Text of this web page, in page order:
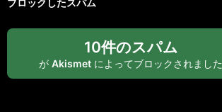
ブロックしたスパム
10件のスパム
が Akismet によってブロックされました